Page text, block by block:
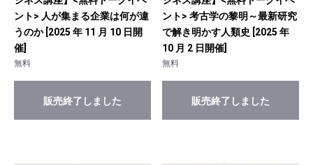
ント> 人が集まる企業は何が違
うのか [2025 年 11 月 10 日開
催]
無料
販売終了しました
ント> 考古学の黎明～最新研究
で解き明かす人類史 [2025 年
10 月 2 日開催]
無料
販売終了しました